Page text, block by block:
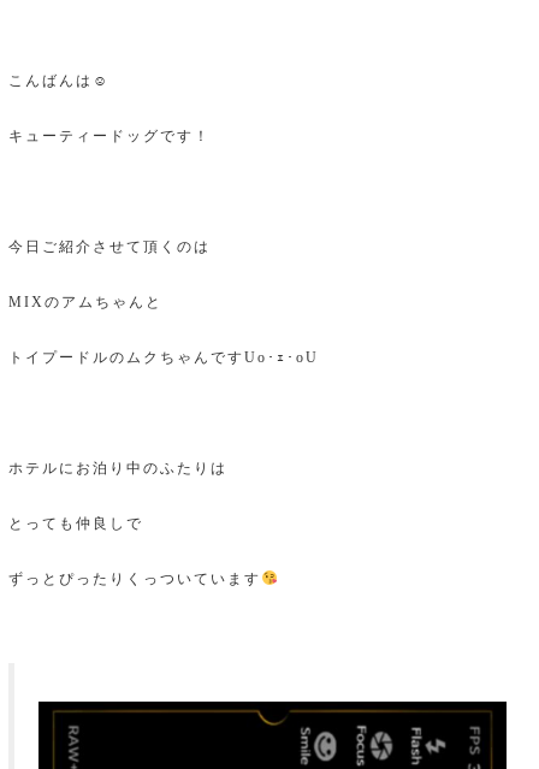
こんばんは☺
キューティードッグです！
今日ご紹介させて頂くのは
MIXのアムちゃんと
トイプードルのムクちゃんですUo･ｪ･oU
ホテルにお泊り中のふたりは
とっても仲良しで
ずっとぴったりくっついています